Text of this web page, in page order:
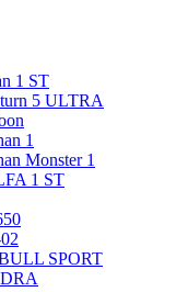
1 ST
5 ULTRA
1
Monster 1
1 ST
SPORT